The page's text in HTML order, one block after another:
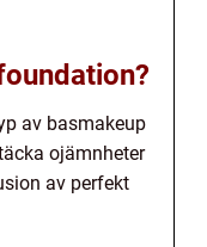
av basmakeup
ojämnheter
av perfekt